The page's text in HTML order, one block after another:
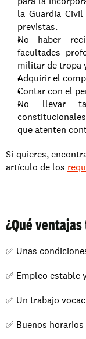
la Guardia
previstas.
No haber
facultades
militar de tropa
Adquirir el
Contar con el
No llevar
que atenten
Si quieres,
artículo de los
¿Qué
✅ Unas
✅ Empleo estable
✅ Un trabajo
✅ Buenos